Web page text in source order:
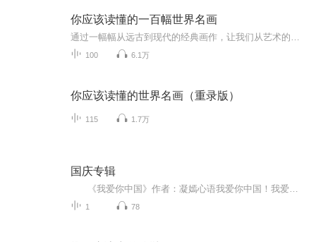
你应该读懂的一百幅世界名画
100 6.1万
你应该读懂的世界名画（重录版）
115 1.7万
国庆专辑
1 78